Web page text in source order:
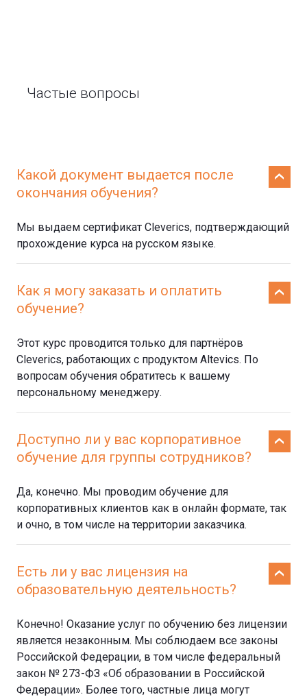
Частые вопросы
Какой документ выдается после
окончания обучения?
Мы выдаем сертификат Cleverics, подтверждающий
прохождение курса на русском языке.
Как я могу заказать и оплатить
обучение?
Этот курс проводится только для партнёров
Cleverics, работающих с продуктом Altevics. По
вопросам обучения обратитесь к вашему
персональному менеджеру.
Доступно ли у вас корпоративное
обучение для группы сотрудников?
Да, конечно. Мы проводим обучение для
корпоративных клиентов как в онлайн формате, так
и очно, в том числе на территории заказчика.
Есть ли у вас лицензия на
образовательную деятельность?
Конечно! Оказание услуг по обучению без лицензии
является незаконным. Мы соблюдаем все законы
Российской Федерации, в том числе федеральный
закон № 273-ФЗ «Об образовании в Российской
Федерации». Более того, частные лица могут